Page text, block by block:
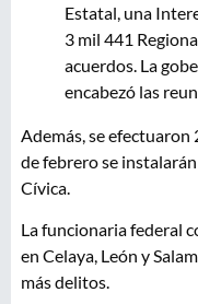
Estatal, una
3 mil 441
acuerdos. La
encabezó las
Además, se efectuaron
de febrero se
Cívica.
La funcionaria federal
en Celaya, León y
más delitos.